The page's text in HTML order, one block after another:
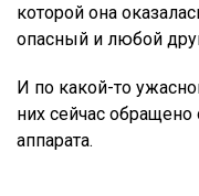
которой она
опасный и любой
И по какой-то
них сейчас обращено
аппарата.